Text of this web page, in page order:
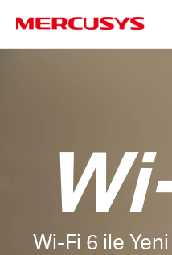
Hakkımızda
Wi-Fi 6 ile